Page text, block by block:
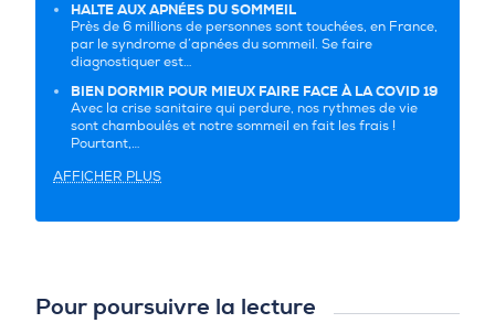
HALTE AUX APNÉES DU SOMMEIL
Près de 6 millions de personnes sont touchées, en France,
par le syndrome d’apnées du sommeil. Se faire
diagnostiquer est…
BIEN DORMIR POUR MIEUX FAIRE FACE À LA COVID 19
Avec la crise sanitaire qui perdure, nos rythmes de vie
sont chamboulés et notre sommeil en fait les frais !
Pourtant,…
AFFICHER PLUS
Pour poursuivre la lecture